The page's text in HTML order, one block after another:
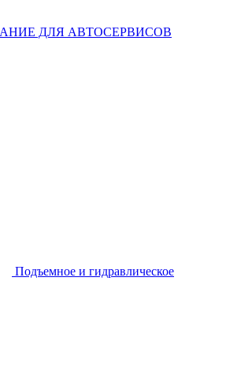
ДЛЯ АВТОСЕРВИСОВ
Подъемное и гидравлическое